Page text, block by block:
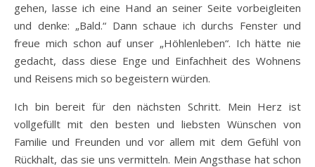
gehen, lasse ich eine Hand an seiner Seite vorbeigleiten
und denke: „Bald.“ Dann schaue ich durchs Fenster und
freue mich schon auf unser „Höhlenleben“. Ich hätte nie
gedacht, dass diese Enge und Einfachheit des Wohnens
und Reisens mich so begeistern würden.
Ich bin bereit für den nächsten Schritt. Mein Herz ist
vollgefüllt mit den besten und liebsten Wünschen von
Familie und Freunden und vor allem mit dem Gefühl von
Rückhalt, das sie uns vermitteln. Mein Angsthase hat schon